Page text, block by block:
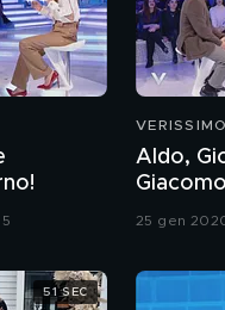
VERISSIMO
Aldo,
25 gen
51 SEC